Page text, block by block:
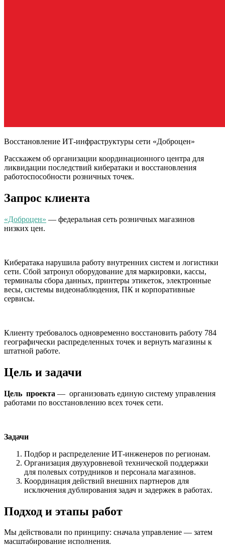
Восстановление ИТ-инфраструктуры сети «Доброцен»
Расскажем об организации координационного центра для
ликвидации последствий кибератаки и восстановления
работоспособности розничных точек.
Запрос клиента
«Доброцен» — федеральная сеть розничных магазинов
низких цен.
Кибератака нарушила работу внутренних систем и логистики
сети. Сбой затронул оборудование для маркировки, кассы,
терминалы сбора данных, принтеры этикеток, электронные
весы, системы видеонаблюдения, ПК и корпоративные
сервисы.
Клиенту требовалось одновременно восстановить работу 784
географически распределенных точек и вернуть магазины к
штатной работе.
Цель и задачи
Цель проекта — организовать единую систему управления
работами по восстановлению всех точек сети.
Задачи
Подбор и распределение ИТ-инженеров по регионам.
Организация двухуровневой технической поддержки
для полевых сотрудников и персонала магазинов.
Координация действий внешних партнеров для
исключения дублирования задач и задержек в работах.
Подход и этапы работ
Мы действовали по принципу: сначала управление — затем
масштабирование исполнения.